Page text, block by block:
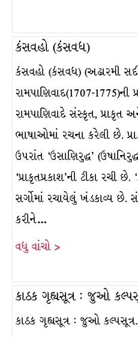
કંસવહો (કંસવધ)
કંસવહો (કંસવધ) (અઢારમી
રામપાણિવાદ(1707-1775)ની
રામપાણિવાદે સંસ્કૃત,
ભાષાઓમાં રચના કરેલી છે.
ઉપરાંત ‘ઉસાણિરુદ્ધ’
‘પ્રાકૃતપ્રકાશ’ની ટીકા રચી
સર્ગોમાં રચાયેલું ખંડકાવ્ય છે.
કરીને…
વધુ વાંચો >
કાઠક ગૃહ્યસૂત્ર : જુઓ
કાઠક ગૃહ્યસૂત્ર : જુઓ કલ્પસૂત્ર.